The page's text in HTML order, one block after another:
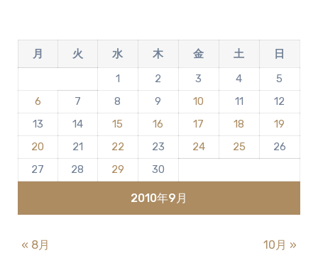
だ
あ
り
せ
ん
2010年9月
月 火 水 木 金 土
日
1
2 3 4
5
6
7 8 9 10 11
12
13
14 15 16 17 18
19
20
21 22 23 24 25
26
27
28 29 30
« 8月 10月 »